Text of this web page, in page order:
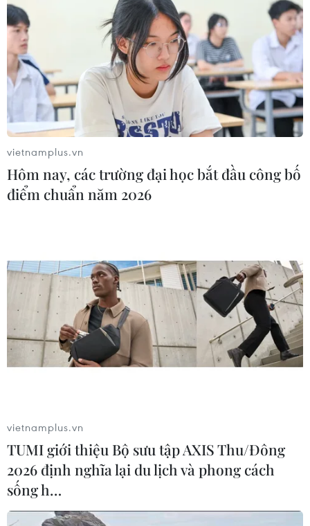
vietnamplus.vn
Hôm nay, các trường đại học bắt đầu công bố
điểm chuẩn năm 2026
vietnamplus.vn
TUMI giới thiệu Bộ sưu tập AXIS Thu/Đông
2026 định nghĩa lại du lịch và phong cách
sống h…